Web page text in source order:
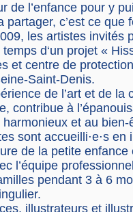
de l’enfance pour y
partager, c’est ce que
les artistes invités
d‘un projet «
et centre de
Saint-Denis.
de l’art et de la
contribue à
et au bien-
sont accueilli⋅e⋅s en
de la petite enfance
l’équipe
pendant 3 à 6
illustrateurs et